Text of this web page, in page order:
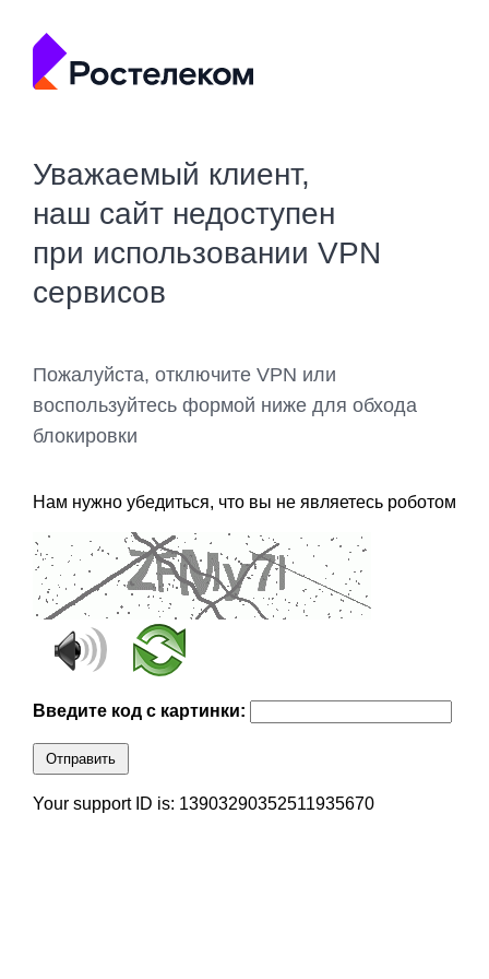
Уважаемый клиент,
наш сайт недоступен
при использовании VPN
сервисов
Пожалуйста, отключите VPN или
воспользуйтесь формой ниже для обхода
блокировки
Нам нужно убедиться, что вы не являетесь роботом
Введите код с картинки:
Отправить
Your support ID is: 13903290352511935670